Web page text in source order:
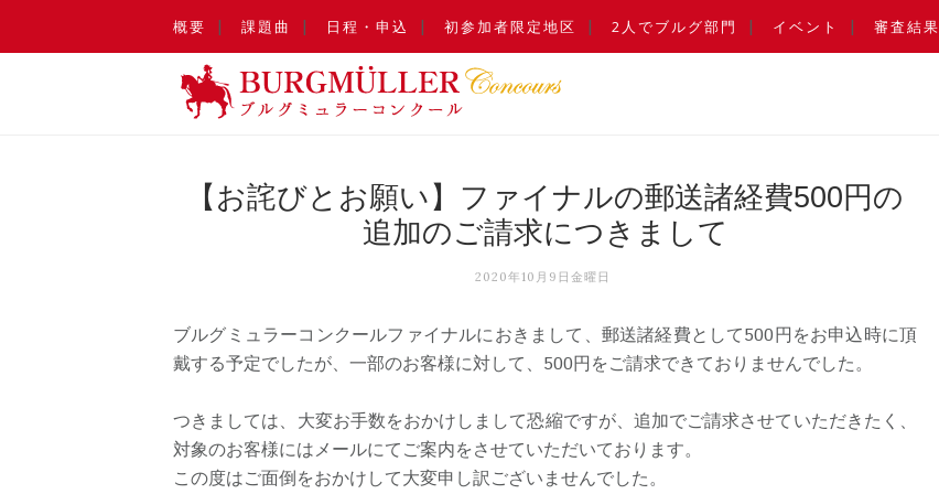
概要 課題曲 日程・申込 初参加者限定地区 2人でブルグ部門 イベント 審査結果
【お詫びとお願い】ファイナルの郵送諸経費500円の
追加のご請求につきまして
2020年10月9日金曜日
ブルグミュラーコンクールファイナルにおきまして、郵送諸経費として500円をお申込時に頂
戴する予定でしたが、一部のお客様に対して、500円をご請求できておりませんでした。
つきましては、大変お手数をおかけしまして恐縮ですが、追加でご請求させていただきたく、
対象のお客様にはメールにてご案内をさせていただいております。
この度はご面倒をおかけして大変申し訳ございませんでした。